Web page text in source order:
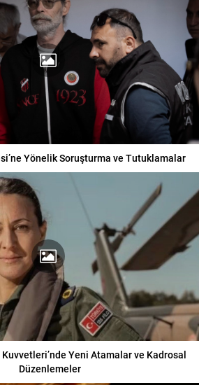
Yönelik Soruşturma ve Tutuklamalar
Kuvvetleri’nde Yeni Atamalar ve Kadrosal
Düzenlemeler